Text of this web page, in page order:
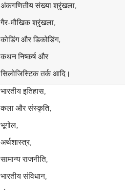
अंकगणितीय संख्या श्रृंखला,
गैर-मौखिक श्रृंखला,
कोडिंग और डिकोडिंग,
कथन निष्कर्ष और
सिलोजिस्टिक तर्क आदि।
भारतीय इतिहास,
कला और संस्कृति,
भूगोल,
अर्थशास्त्र,
सामान्य राजनीति,
भारतीय संविधान,